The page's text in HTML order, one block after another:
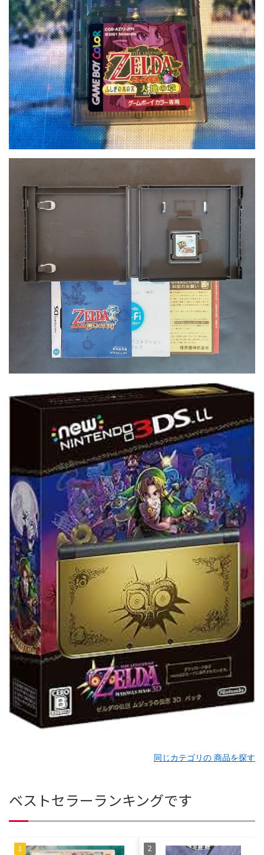
同じカテゴリの 商品を探す
ベストセラーランキングです